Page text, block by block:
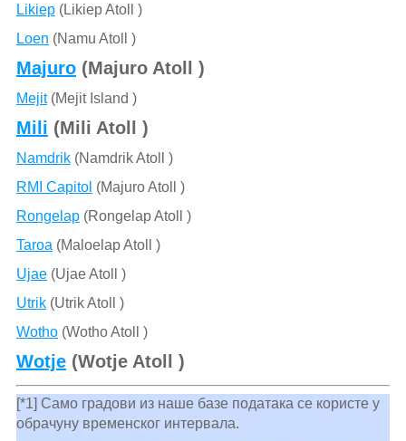
Likiep(Likiep Atoll )
Loen (Namu Atoll )
Majuro(Majuro Atoll )
Mejit(Mejit Island )
Mili (Mili Atoll )
Namdrik(Namdrik Atoll )
RMI Capitol (Majuro Atoll )
Rongelap(Rongelap Atoll )
Taroa (Maloelap Atoll )
Ujae(Ujae Atoll )
Utrik(Utrik Atoll )
Wotho(Wotho Atoll )
Wotje(Wotje Atoll )
[*1] Само градови из наше базе података се користе у
обрачуну временског интервала.